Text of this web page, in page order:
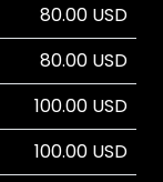
80.00 USD
80.00 USD
100.00 USD
100.00 USD